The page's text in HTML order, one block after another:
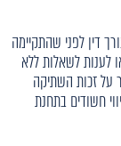
דין לפני שהתקיימה
לענות לשאלות ללא
על זכות השתיקה
חשודים בתחנת